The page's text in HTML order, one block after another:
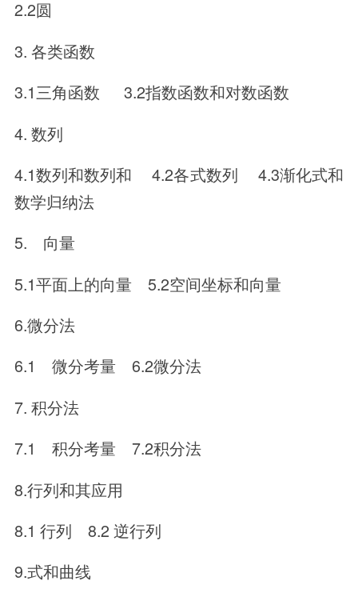
2.2圆
3. 各类函数
3.1三角函数 3.2指数函数和对数函数
4. 数列
4.1数列和数列和 4.2各式数列 4.3渐化式和
数学归纳法
5. 向量
5.1平面上的向量 5.2空间坐标和向量
6.微分法
6.1 微分考量 6.2微分法
7. 积分法
7.1 积分考量 7.2积分法
8.行列和其应用
8.1 行列 8.2 逆行列
9.式和曲线